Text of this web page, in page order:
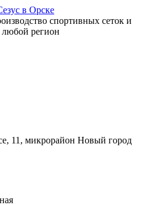
спортивных сеток и
регион
11, микрорайон Новый город